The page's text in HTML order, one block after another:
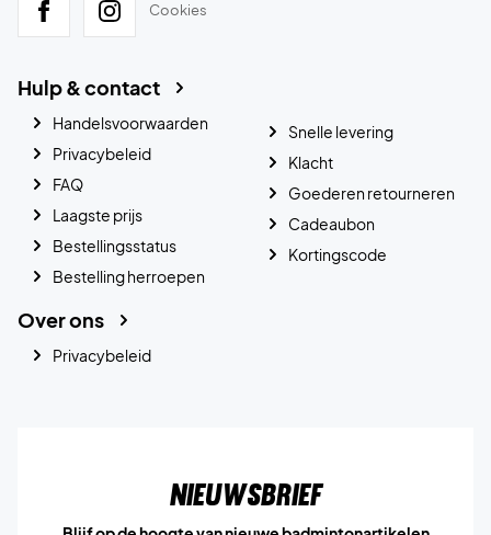
Cookies
Hulp & contact
Handelsvoorwaarden
Privacybeleid
FAQ
Laagste prijs
Bestellingsstatus
Bestelling herroepen
Snelle levering
Klacht
Goederen retourneren
Cadeaubon
Kortingscode
Over ons
Privacybeleid
Nieuwsbrief